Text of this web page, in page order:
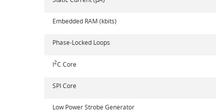
Embedded RAM (kbits)
Phase-Locked Loops
I2C Core
SPI Core
Low Power Strobe Generator